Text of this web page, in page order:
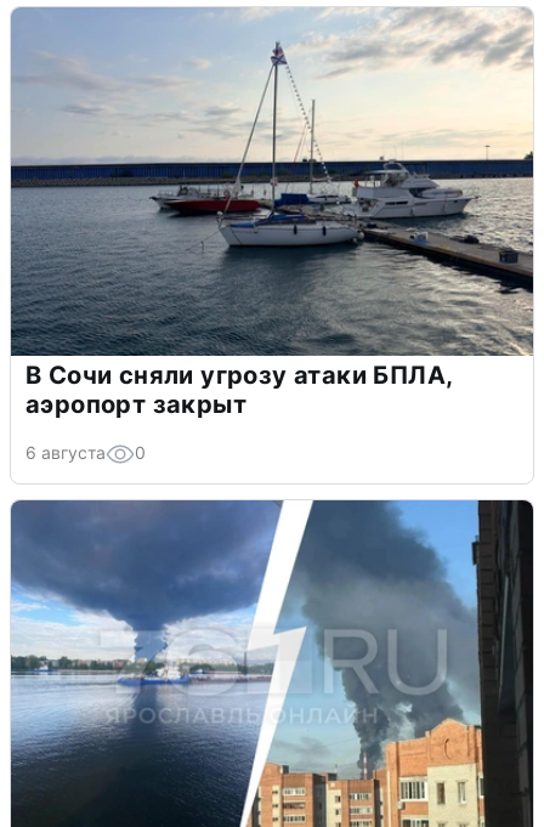
В Сочи сняли угрозу атаки БПЛА,
аэропорт закрыт
6 августа 0